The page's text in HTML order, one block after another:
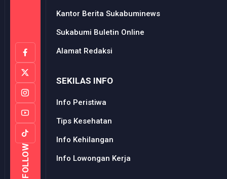
FOLLOW
Kantor Berita Sukabuminews
Sukabumi Buletin Online
Alamat Redaksi
SEKILAS INFO
Info Peristiwa
Tips Kesehatan
Info Kehilangan
Info Lowongan Kerja